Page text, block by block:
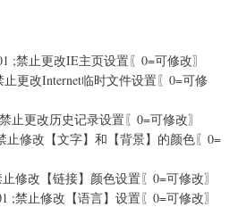
值
及
其
义
;禁止更改IE主页设置〖0=可修改〗
止更改Internet临时文件设置〖0=可修
止更改历史记录设置〖0=可修改〗
止修改【文字】和【背景】的颜色〖0=
修改【链接】颜色设置〖0=可修改〗
;禁止修改【语言】设置〖0=可修改〗